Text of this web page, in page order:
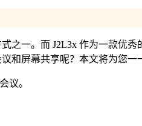
之一。而 J2L3x 作为一款优秀
和屏幕共享呢？本文将为您一
议。